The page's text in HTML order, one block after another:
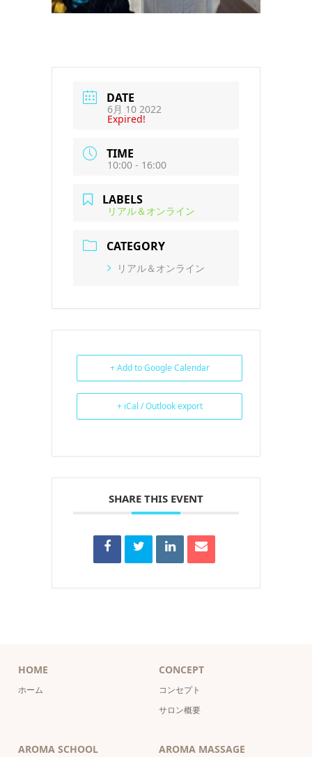
DATE
6月 10 2022
Expired!
TIME
10:00 - 16:00
LABELS
リアル＆オンライン
CATEGORY
リアル＆オンライン
+ Add to Google Calendar
+ iCal / Outlook export
SHARE THIS EVENT
HOME
ホーム
CONCEPT
コンセプト
サロン概要
AROMA SCHOOL AROMA MASSAGE